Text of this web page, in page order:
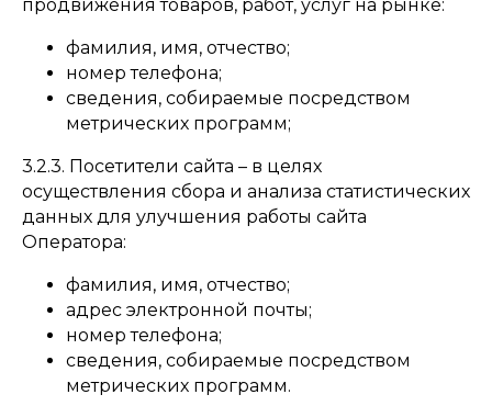
продвижения товаров, работ, услуг на рынке:
фамилия, имя, отчество;
номер телефона;
сведения, собираемые посредством
метрических программ;
3.2.3. Посетители сайта – в целях
осуществления сбора и анализа статистических
данных для улучшения работы сайта
Оператора:
фамилия, имя, отчество;
адрес электронной почты;
номер телефона;
сведения, собираемые посредством
метрических программ.